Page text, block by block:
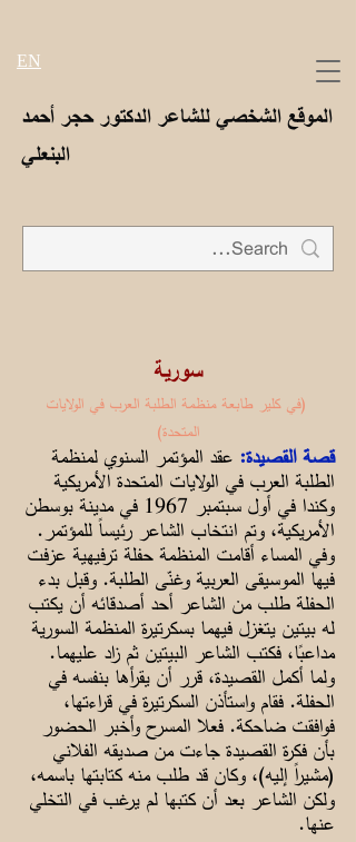
الموقع الشخصي للشاعر الدكتور حجر أحمد
البنعلي
EN
سورية
(في كلير طابعة منظمة الطلبة العرب في الولايات
المتحدة)
قصة القصيدة: عقد المؤتمر السنوي لمنظمة
الطلبة العرب في الولايات المتحدة الأمريكية
وكندا في أول سبتمبر 1967 في مدينة بوسطن
الأمريكية، وتم انتخاب الشاعر رئيساً للمؤتمر.
وفي المساء أقامت المنظمة حفلة ترفيهية عزفت
فيها الموسيقى العربية وغنّى الطلبة. وقبل بدء
الحفلة طلب من الشاعر أحد أصدقائه أن يكتب
له بيتين يتغزل فيهما بسكرتيرة المنظمة السورية
مداعبًا، فكتب الشاعر البيتين ثم زاد عليهما.
ولما أكمل القصيدة، قرر أن يقرأها بنفسه في
الحفلة. فقام واستأذن السكرتيرة في قراءتها،
فوافقت ضاحكة. فعلا المسرح وأخبر الحضور
بأن فكرة القصيدة جاءت من صديقه الفلاني
(مشيراً إليه)، وكان قد طلب منه كتابتها باسمه،
ولكن الشاعر بعد أن كتبها لم يرغب في التخلي
عنها.